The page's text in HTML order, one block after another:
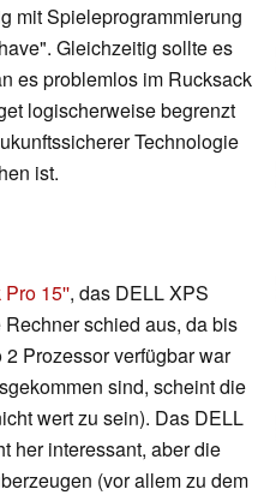
mit Spieleprogrammierung
Gleichzeitig sollte es
es problemlos im Rucksack
logischerweise begrenzt
Technologie
ist.
Pro 15'', das DELL XPS
Rechner schied aus, da bis
Prozessor verfügbar war
sind, scheint die
wert zu sein). Das DELL
her interessant, aber die
(vor allem zu dem